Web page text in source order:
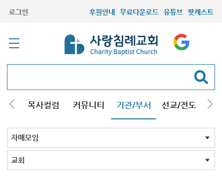
로그인 후원안내 무료다운로드 유튜브 팟캐스트
해 목사컬럼 커뮤니티 기관/부서 선교/전도 질
교회학교
청년부
청장년부
형제모임
자매모임
기타모임
어르신모임
영재과학반
신학원
자매모임 전체
교회